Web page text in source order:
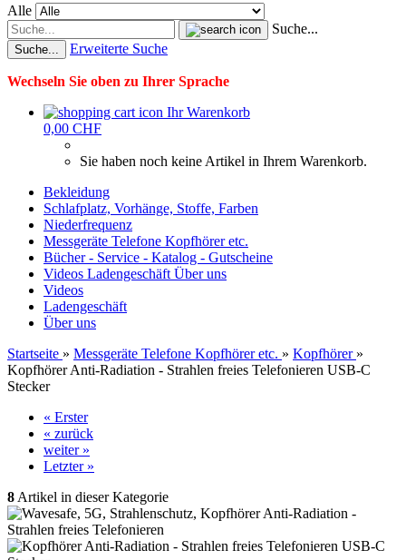
Alle
Suche...
Suche... Erweiterte Suche
Wechseln Sie oben zu Ihrer Sprache
Ihr Warenkorb
0,00 CHF
Sie haben noch keine Artikel in Ihrem Warenkorb.
Bekleidung
Schlafplatz, Vorhänge, Stoffe, Farben
Niederfrequenz
Messgeräte Telefone Kopfhörer etc.
Bücher - Service - Katalog - Gutscheine
Videos Ladengeschäft Über uns
Videos
Ladengeschäft
Über uns
Startseite » Messgeräte Telefone Kopfhörer etc. » Kopfhörer »
Kopfhörer Anti-Radiation - Strahlen freies Telefonieren USB-C
Stecker
« Erster
« zurück
weiter »
Letzter »
8 Artikel in dieser Kategorie